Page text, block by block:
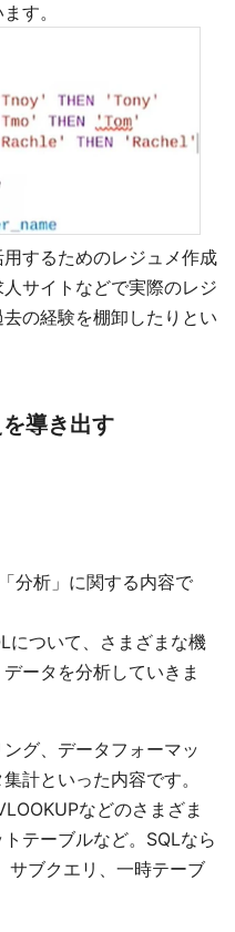
す。
するためのレジュメ作成
サイトなどで実際のレジ
の経験を棚卸したりとい
導き出す
分析」に関する内容で
について、さまざまな機
ータを分析していきま
グ、データフォーマッ
計といった内容です。
などのさまざま
テーブルなど。SQLなら
サブクエリ、一時テーブ